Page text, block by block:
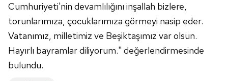
Cumhuriyeti'nin devamlılığını inşallah bizlere,
torunlarımıza, çocuklarımıza görmeyi nasip eder.
Vatanımız, milletimiz ve Beşiktaşımız var olsun.
Hayırlı bayramlar diliyorum." değerlendirmesinde
bulundu.